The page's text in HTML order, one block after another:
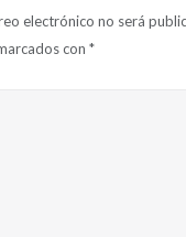
electrónico no será
con *